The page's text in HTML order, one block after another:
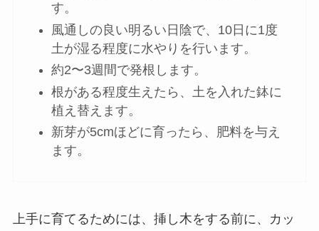
す。
風通しの良い明るい日陰で、10日に1度
土が湿る程度に水やりを行います。
約2〜3週間で発根します。
根がある程度生えたら、土を入れた鉢に
植え替えます。
新芽が5cmほどに育ったら、肥料を与え
ます。
上手に育てるためには、 挿し木をする前に、カッ